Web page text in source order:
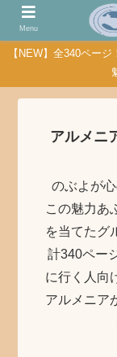
【NEW】全340ペー
アルメニ
のぶよが
この魅力あ
を当てたグ
計340ペー
に行く人向
アルメニア
Menu